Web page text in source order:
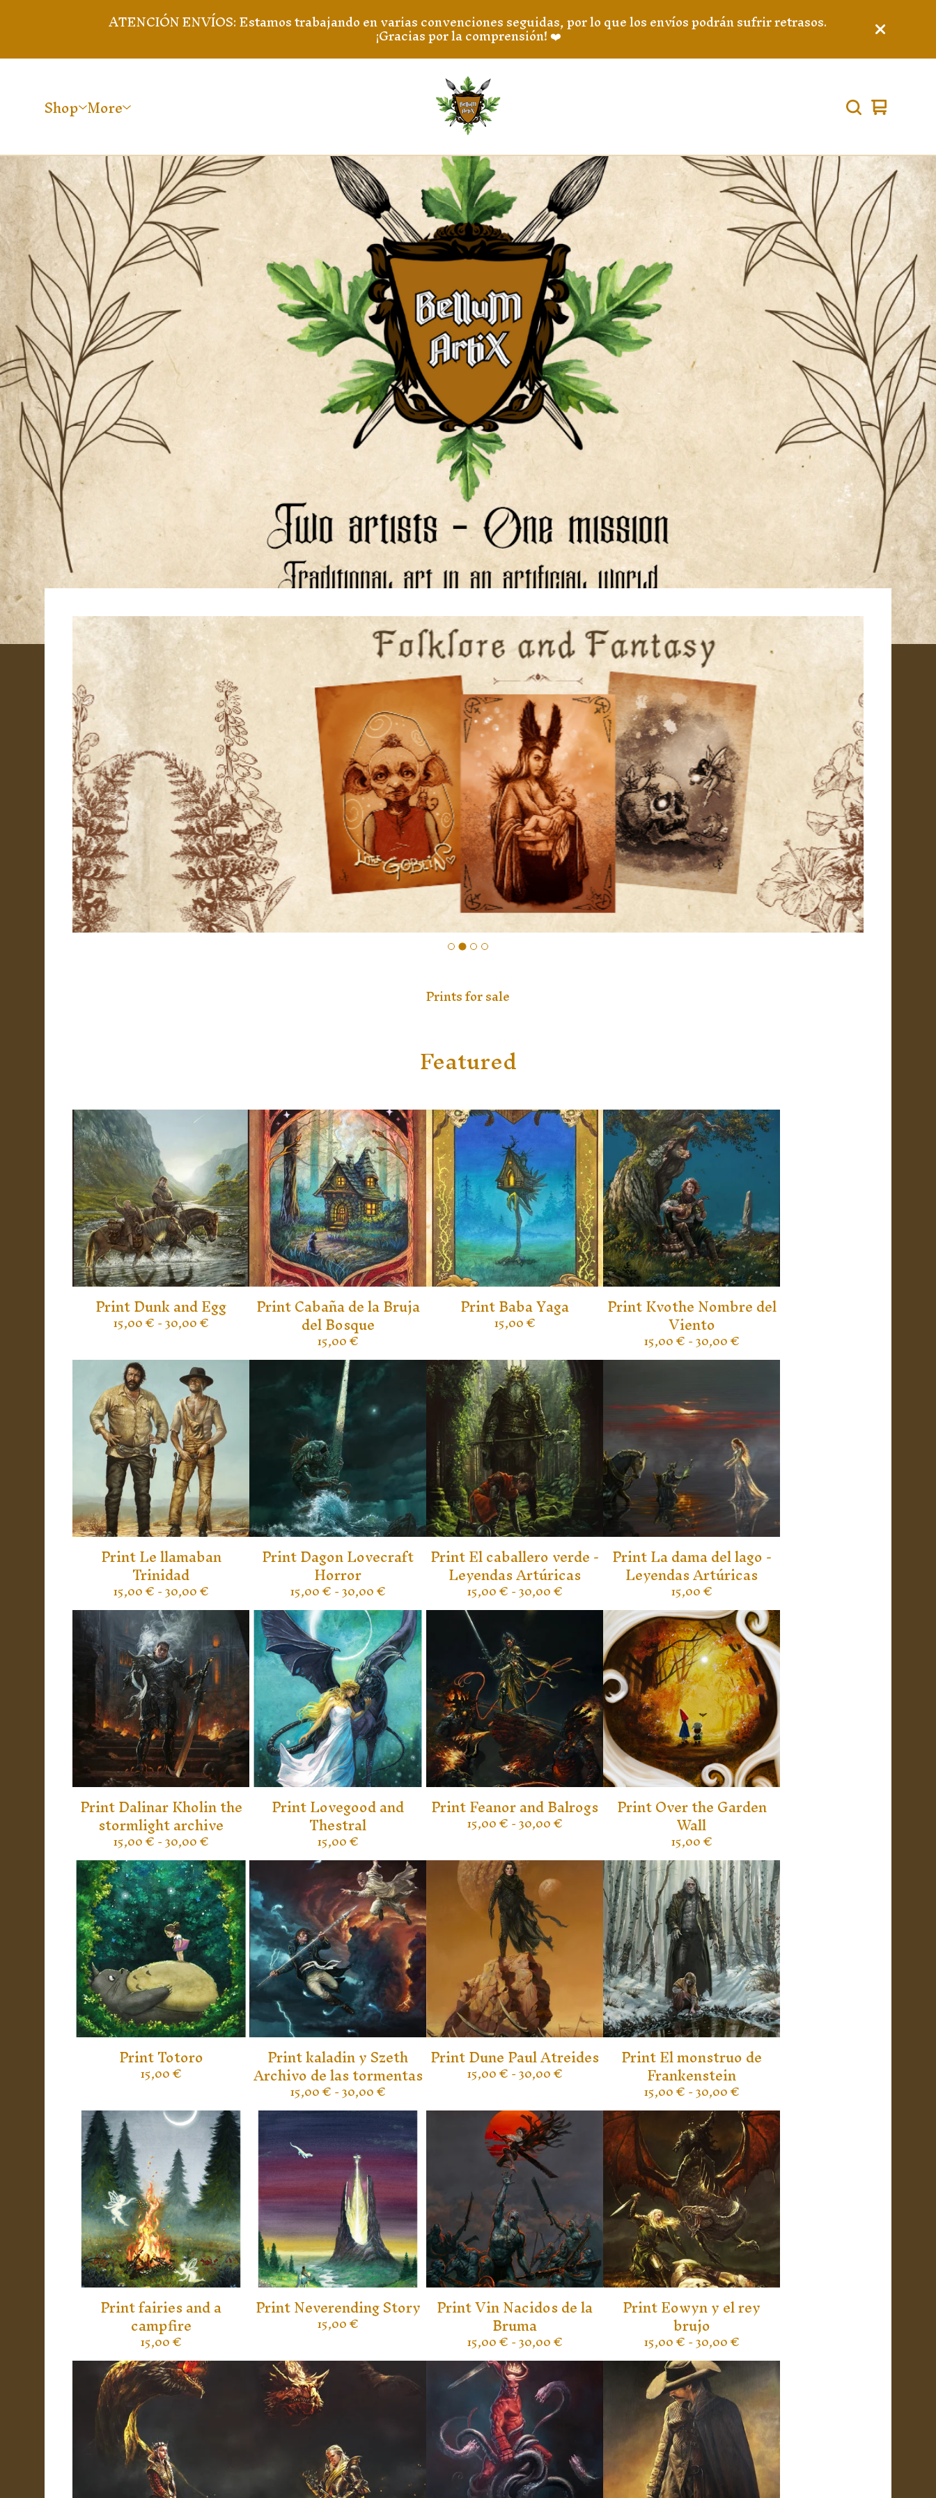
ATENCIÓN ENVÍOS: Estamos trabajando en varias convenciones seguidas, por lo que los envíos podrán sufrir retrasos.
¡Gracias por la comprensión! ❤️
Shop More View
0
Prints for sale
Featured
Print Dunk and Egg
15,00€- 30,00€
Print Cabaña de la Bruja
del Bosque
15,00€
Print Baba Yaga
15,00€
Print Kvothe Nombre del
Viento
15,00€- 30,00€
Print Le llamaban
Trinidad
15,00€- 30,00€
Print Dagon Lovecraft
Horror
15,00€- 30,00€
Print El caballero verde -
Leyendas Artúricas
15,00€- 30,00€
Print La dama del lago -
Leyendas Artúricas
15,00€
Print Dalinar Kholin the
stormlight archive
15,00€- 30,00€
Print Lovegood and
Thestral
15,00€
Print Feanor and Balrogs
15,00€- 30,00€
Print Over the Garden
Wall
15,00€
Print Totoro
15,00€
Print kaladin y Szeth
Archivo de las tormentas
15,00€- 30,00€
Print Dune Paul Atreides
15,00€- 30,00€
Print El monstruo de
Frankenstein
15,00€- 30,00€
Print fairies and a
campfire
15,00€
Print Neverending Story
15,00€
Print Vin Nacidos de la
Bruma
15,00€- 30,00€
Print Eowyn y el rey
brujo
15,00€- 30,00€